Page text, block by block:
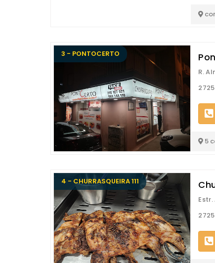
3 - PONTOCERTO
R.
5
4 - CHURRASQUEIRA 111